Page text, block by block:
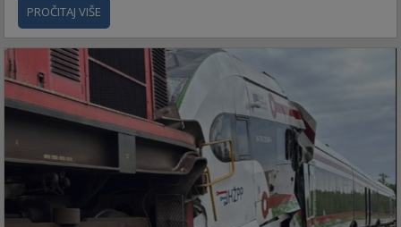
PROČITAJ VIŠE